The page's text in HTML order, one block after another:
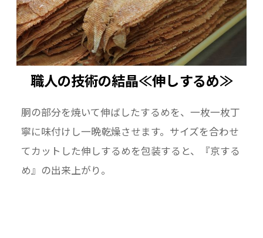
職人の技術の結晶≪伸しするめ≫
胴の部分を焼いて伸ばしたするめを、一枚一枚丁
寧に味付けし一晩乾燥させます。サイズを合わせ
てカットした伸しするめを包装すると、『京する
め』の出来上がり。